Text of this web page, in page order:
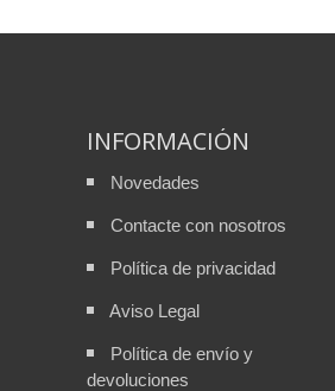
INFORMACIÓN
Novedades
Contacte con nosotros
Política de privacidad
Aviso Legal
Política de envío y
devoluciones